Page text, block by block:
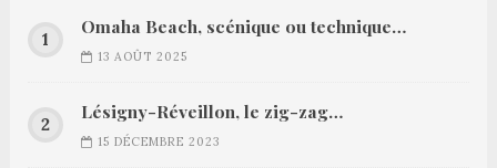
Omaha Beach, scénique ou technique…
13 AOÛT 2025
Lésigny-Réveillon, le zig-zag…
15 DÉCEMBRE 2023